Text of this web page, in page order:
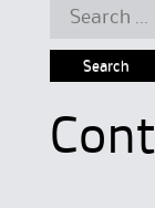
Search